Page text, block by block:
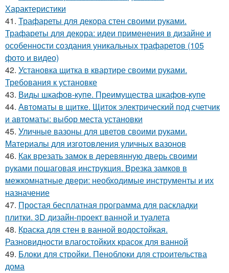
Характеристики
41. Трафареты для декора стен своими руками.
Трафареты для декора: идеи применения в дизайне и
особенности создания уникальных трафаретов (105
фото и видео)
42. Установка щитка в квартире своими руками.
Требования к установке
43. Виды шкафов-купе. Преимущества шкафов-купе
44. Автоматы в щитке. Щиток электрический под счетчик
и автоматы: выбор места установки
45. Уличные вазоны для цветов своими руками.
Материалы для изготовления уличных вазонов
46. Как врезать замок в деревянную дверь своими
руками пошаговая инструкция. Врезка замков в
межкомнатные двери: необходимые инструменты и их
назначение
47. Простая бесплатная программа для раскладки
плитки. 3D дизайн-проект ванной и туалета
48. Краска для стен в ванной водостойкая.
Разновидности влагостойких красок для ванной
49. Блоки для стройки. Пеноблоки для строительства
дома